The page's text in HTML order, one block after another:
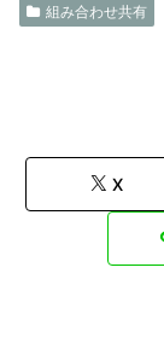
組み合わせ共有
X